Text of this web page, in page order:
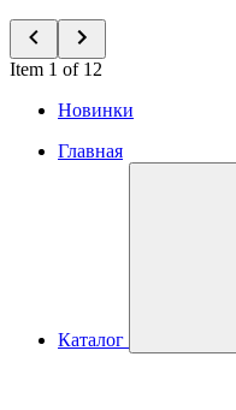
Item 1 of 12
Новинки
Главная
Каталог